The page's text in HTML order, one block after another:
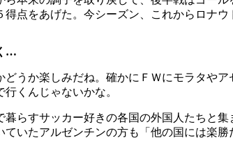
点をあげた。今シーズン、これからロナ
…
どうか楽しみだね。確かにＦＷにモラタや
くんじゃないかな。
らすサッカー好きの各国の外国人たちと
いたアルゼンチンの方も「他の国には楽